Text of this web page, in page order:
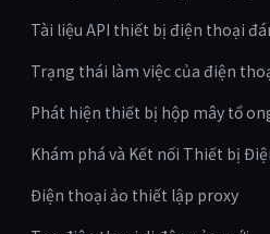
Tài liệu API thiết bị điện thoại
Trạng thái làm việc của điện
Phát hiện thiết bị hộp mây tổ
Khám phá và Kết nối Thiết bị
Điện thoại ảo thiết lập proxy